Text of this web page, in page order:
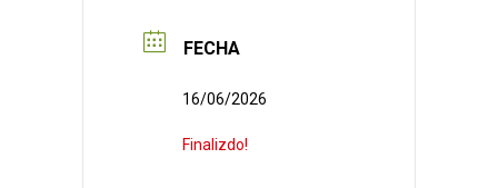
FECHA
16/06/2026
Finalizdo!